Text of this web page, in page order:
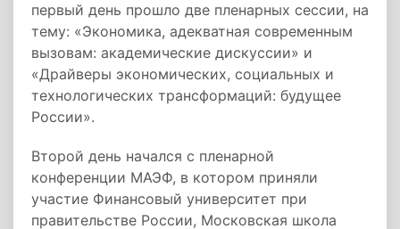
первый день прошло две пленарных сессии, на
тему: «Экономика, адекватная современным
вызовам: академические дискуссии» и
«Драйверы экономических, социальных и
технологических трансформаций: будущее
России».
Второй день начался с пленарной
конференции МАЭФ, в котором приняли
участие Финансовый университет при
правительстве России, Московская школа